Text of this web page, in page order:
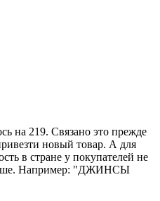
на 219. Связано это прежде
новый товар. А для
в стране у покупателей не
Например: "ДЖИНСЫ